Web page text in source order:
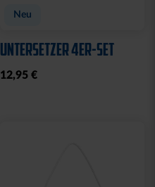
Neu
UNTERSETZER 4ER-SET
12,95 €